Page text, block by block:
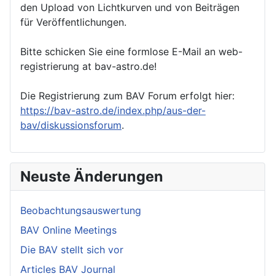
den Upload von Lichtkurven und von Beiträgen
für Veröffentlichungen.
Bitte schicken Sie eine formlose E-Mail an web-
registrierung at bav-astro.de!
Die Registrierung zum BAV Forum erfolgt hier:
https://bav-astro.de/index.php/aus-der-
bav/diskussionsforum.
Neuste Änderungen
Beobachtungsauswertung
BAV Online Meetings
Die BAV stellt sich vor
Articles BAV Journal